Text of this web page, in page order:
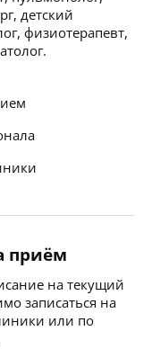
детский
физиотерапевт,
приём
на текущий
записаться на
или по